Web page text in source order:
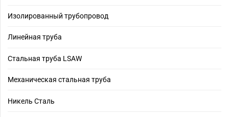
Изолированный трубопровод
Линейная труба
Стальная труба LSAW
Механическая стальная труба
Никель Сталь